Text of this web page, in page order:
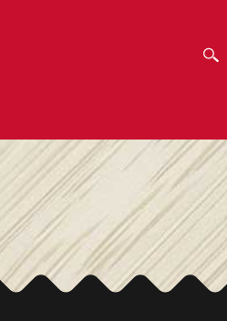
เปิดช่องค้นหา